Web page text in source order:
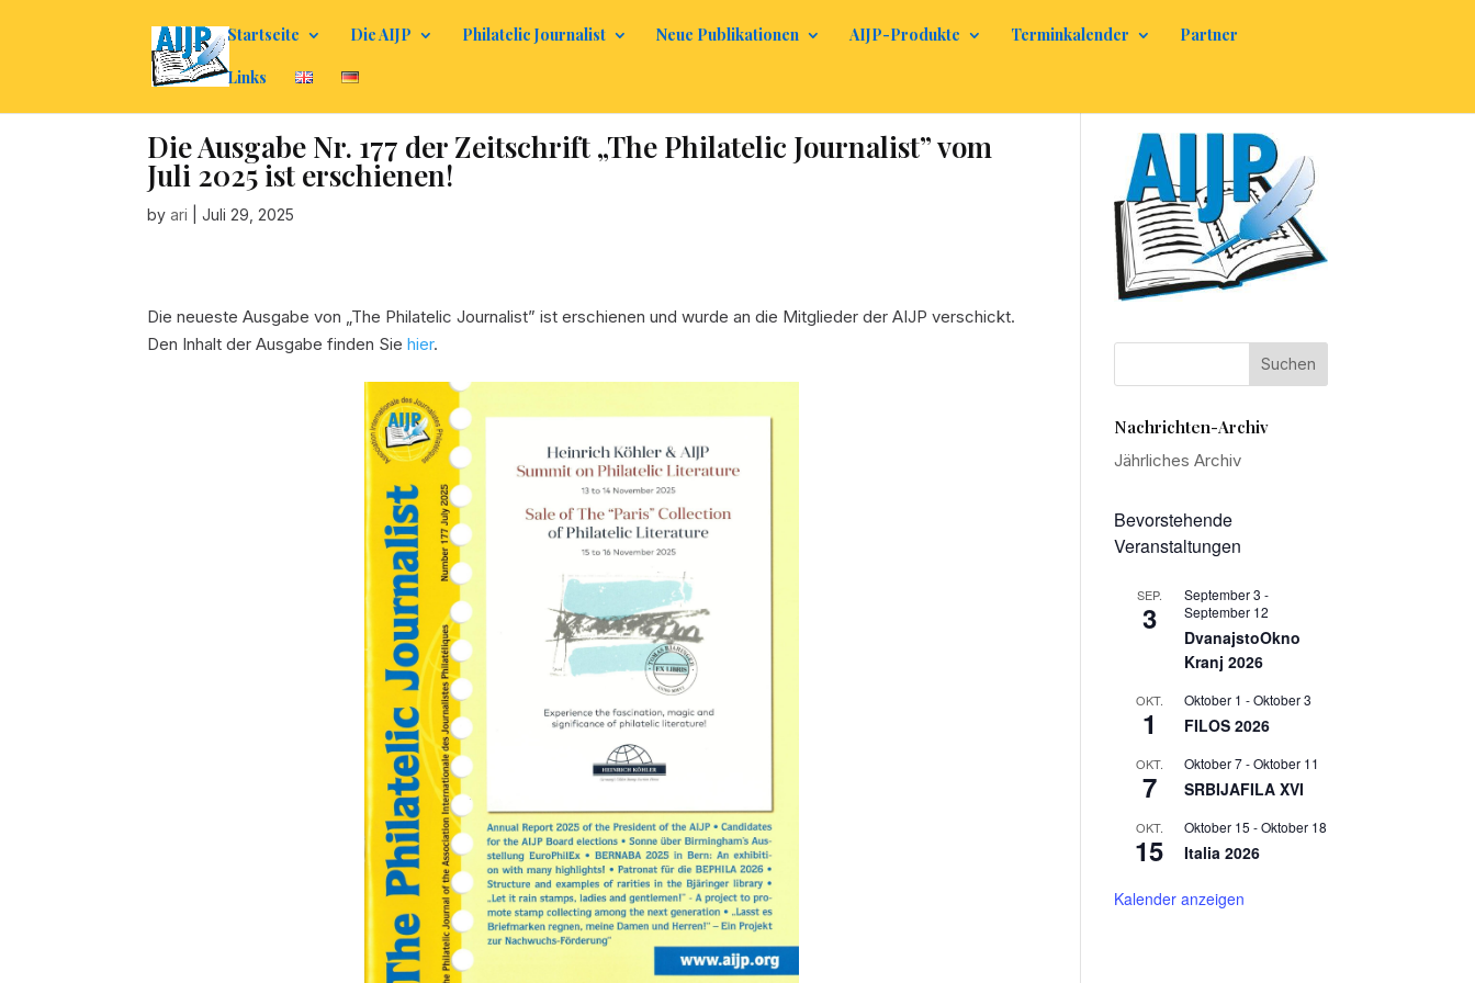
Startseite Die AIJP Philatelic Journalist Neue Publikationen AIJP-Produkte Terminkalender Partner
Links
Die Ausgabe Nr. 177 der Zeitschrift „The Philatelic Journalist” vom
Juli 2025 ist erschienen!
byari |Juli 29, 2025
Die neueste Ausgabe von „The Philatelic Journalist” ist erschienen und wurde an die Mitglieder der AIJP verschickt.
Den Inhalt der Ausgabe finden Siehier.
Nachrichten-Archiv
Jährliches Archiv
Bevorstehende
Veranstaltungen
SEP.
3
September 3 -
September 12
DvanajstoOkno
Kranj 2026
OKT.
1
Oktober 1 -Oktober 3
FILOS 2026
OKT.
7
Oktober 7-Oktober 11
SRBIJAFILA XVI
OKT.
15
Oktober 15 -Oktober 18
Italia 2026
Kalender anzeigen